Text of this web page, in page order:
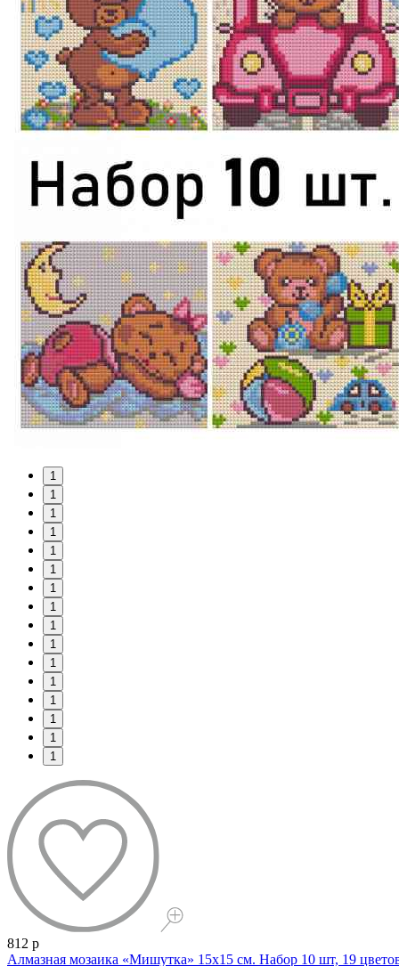
1
1
1
1
1
1
1
1
1
1
1
1
1
1
1
1
812 р
Алмазная мозаика «Мишутка» 15x15 см. Набор 10 шт, 19